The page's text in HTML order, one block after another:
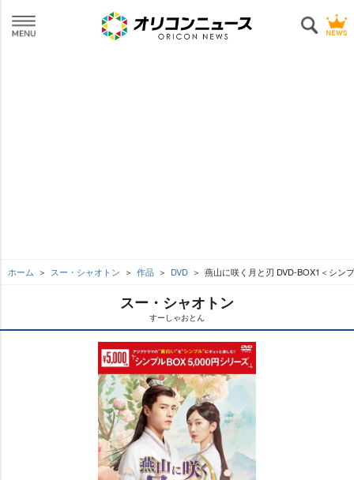
ホーム スー・シャオトン 作品 DVD 燕山に咲く月と刃 DVD-BOX1＜シン
スー・シャオトン
すーしゃおとん